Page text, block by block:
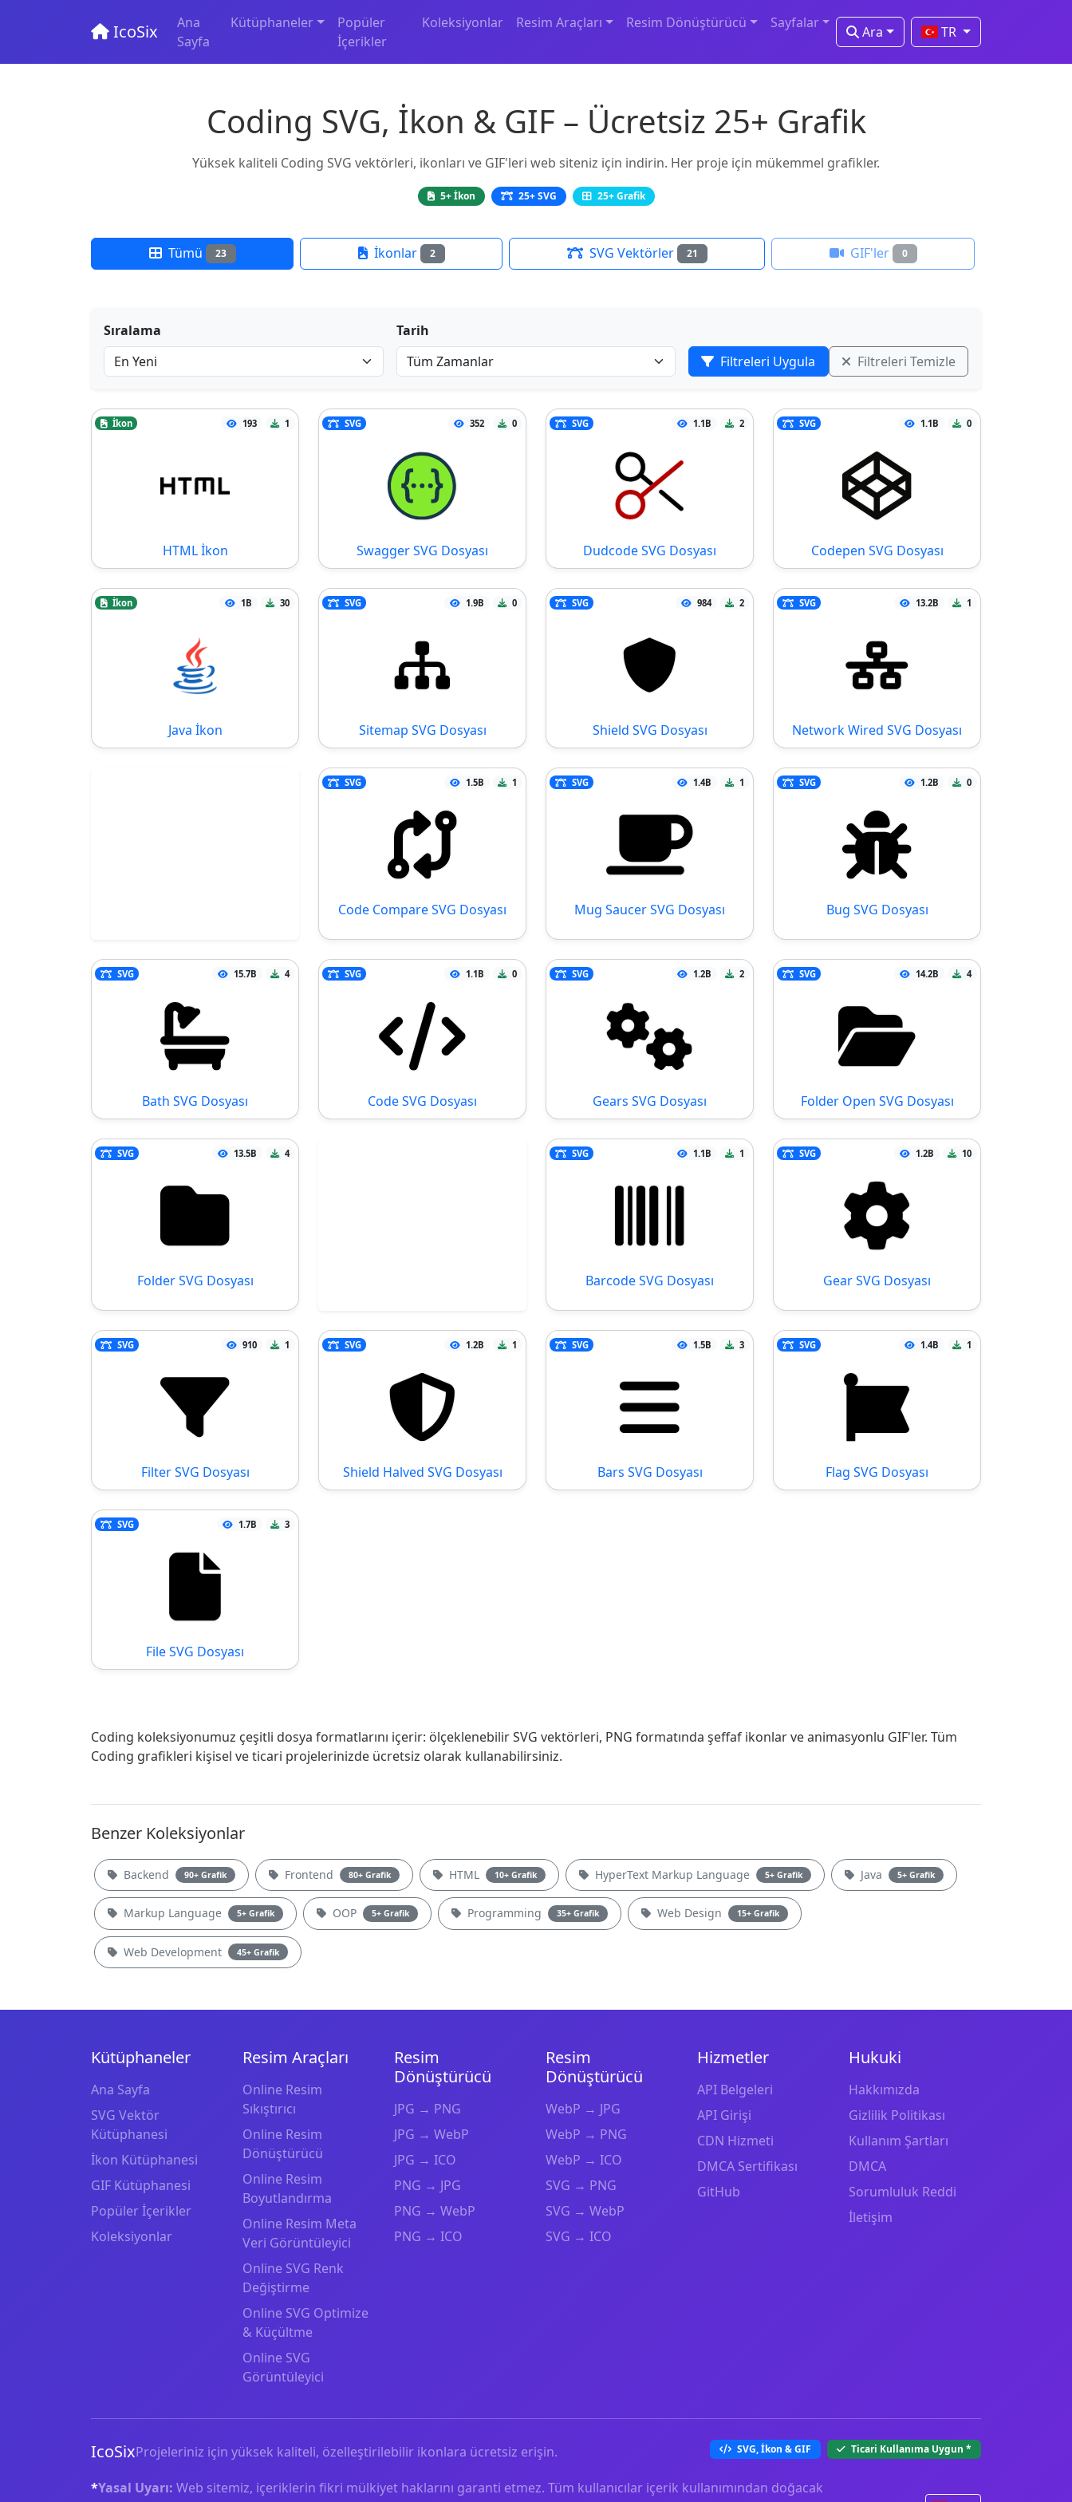
IcoSix
Ana
Sayfa
Kütüphaneler
Popüler
İçerikler
Koleksiyonlar Resim Araçları Resim Dönüştürücü Sayfalar
Ara TR
Coding SVG, İkon & GIF – Ücretsiz 25+ Grafik
Yüksek kaliteli Coding SVG vektörleri, ikonları ve GIF'leri web siteniz için indirin. Her proje için mükemmel grafikler.
5+ İkon 25+ SVG 25+ Grafik
Tümü 23 İkonlar 2 SVG Vektörler 21 GIF'ler 0
Sıralama
Tarih
Filtreleri Uygula
Filtreleri Temizle
İkon 193 1
HTML İkon
SVG 352 0
Swagger SVG Dosyası
SVG 1.1B 2
Dudcode SVG Dosyası
SVG 1.1B 0
Codepen SVG Dosyası
İkon 1B 30
Java İkon
SVG 1.9B 0
Sitemap SVG Dosyası
SVG 984 2
Shield SVG Dosyası
SVG 13.2B 1
Network Wired SVG Dosyası
SVG 1.5B 1
Code Compare SVG Dosyası
SVG 1.4B 1
Mug Saucer SVG Dosyası
SVG 1.2B 0
Bug SVG Dosyası
SVG 15.7B 4
Bath SVG Dosyası
SVG 1.1B 0
Code SVG Dosyası
SVG 1.2B 2
Gears SVG Dosyası
SVG 14.2B 4
Folder Open SVG Dosyası
SVG 13.5B 4
Folder SVG Dosyası
SVG 1.1B 1
Barcode SVG Dosyası
SVG 1.2B 10
Gear SVG Dosyası
SVG 910 1
Filter SVG Dosyası
SVG 1.2B 1
Shield Halved SVG Dosyası
SVG 1.5B 3
Bars SVG Dosyası
SVG 1.4B 1
Flag SVG Dosyası
SVG 1.7B 3
File SVG Dosyası
Coding koleksiyonumuz çeşitli dosya formatlarını içerir: ölçeklenebilir SVG vektörleri, PNG formatında şeffaf ikonlar ve animasyonlu GIF'ler. Tüm
Coding grafikleri kişisel ve ticari projelerinizde ücretsiz olarak kullanabilirsiniz.
Benzer Koleksiyonlar
Backend 90+ Grafik Frontend 80+ Grafik HTML 10+ Grafik HyperText Markup Language 5+ Grafik Java 5+ Grafik
Markup Language 5+ Grafik OOP 5+ Grafik Programming 35+ Grafik Web Design 15+ Grafik
Web Development 45+ Grafik
Kütüphaneler
Ana Sayfa
SVG Vektör
Kütüphanesi
İkon Kütüphanesi
GIF Kütüphanesi
Popüler İçerikler
Koleksiyonlar
Resim Araçları
Online Resim
Sıkıştırıcı
Online Resim
Dönüştürücü
Online Resim
Boyutlandırma
Online Resim Meta
Veri Görüntüleyici
Online SVG Renk
Değiştirme
Online SVG Optimize
& Küçültme
Online SVG
Görüntüleyici
Resim
Dönüştürücü
JPG → PNG
JPG → WebP
JPG → ICO
PNG → JPG
PNG → WebP
PNG → ICO
Resim
Dönüştürücü
WebP → JPG
WebP → PNG
WebP → ICO
SVG → PNG
SVG → WebP
SVG → ICO
Hizmetler
API Belgeleri
API Girişi
CDN Hizmeti
DMCA Sertifikası
GitHub
Hukuki
Hakkımızda
Gizlilik Politikası
Kullanım Şartları
DMCA
Sorumluluk Reddi
İletişim
IcoSixProjeleriniz için yüksek kaliteli, özelleştirilebilir ikonlara ücretsiz erişin. SVG, İkon & GIF Ticari Kullanıma Uygun *
*Yasal Uyarı: Web sitemiz, içeriklerin fikri mülkiyet haklarını garanti etmez. Tüm kullanıcılar içerik kullanımından doğacak